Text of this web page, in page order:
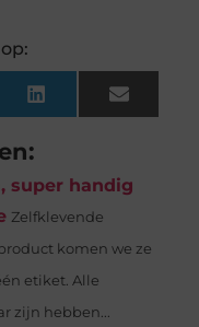
LinkedInEmail
super handig
Zelfklevende
komen we ze
etiket. Alle
zijn hebben...